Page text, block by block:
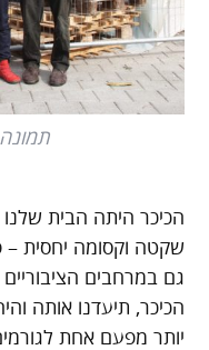
שקטה וקסומה יחסית –
גם במרחבים
הכיכר, תיעדנו אותה
יותר מפעם אחת